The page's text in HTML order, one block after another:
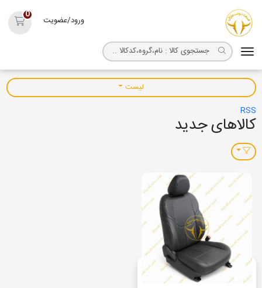
روکش صندلی مارال
ورود/عضویت سبد خرید
جدید